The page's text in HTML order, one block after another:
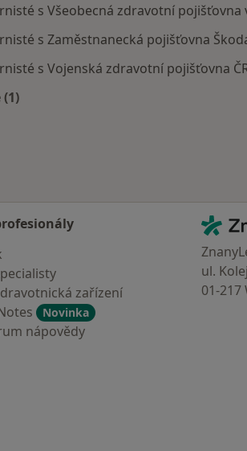
s Všeobecná zdravotní pojišťovna
s Zaměstnanecká pojišťovna
s Vojenská zdravotní pojišťovna
(1)
zařízení
Novinka
nápovědy
ul.
01-217